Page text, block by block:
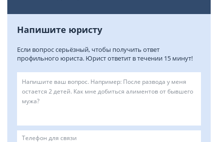
Напишите юристу
Если вопрос серьёзный, чтобы получить ответ
профильного юриста. Юрист ответит в течении 15 минут!